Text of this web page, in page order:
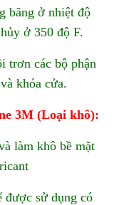
băng ở nhiệt độ
ở 350 độ F.
trơn các bộ phận
khóa cửa.
3M (Loại khô):
làm khô bề mặt
được sử dụng có